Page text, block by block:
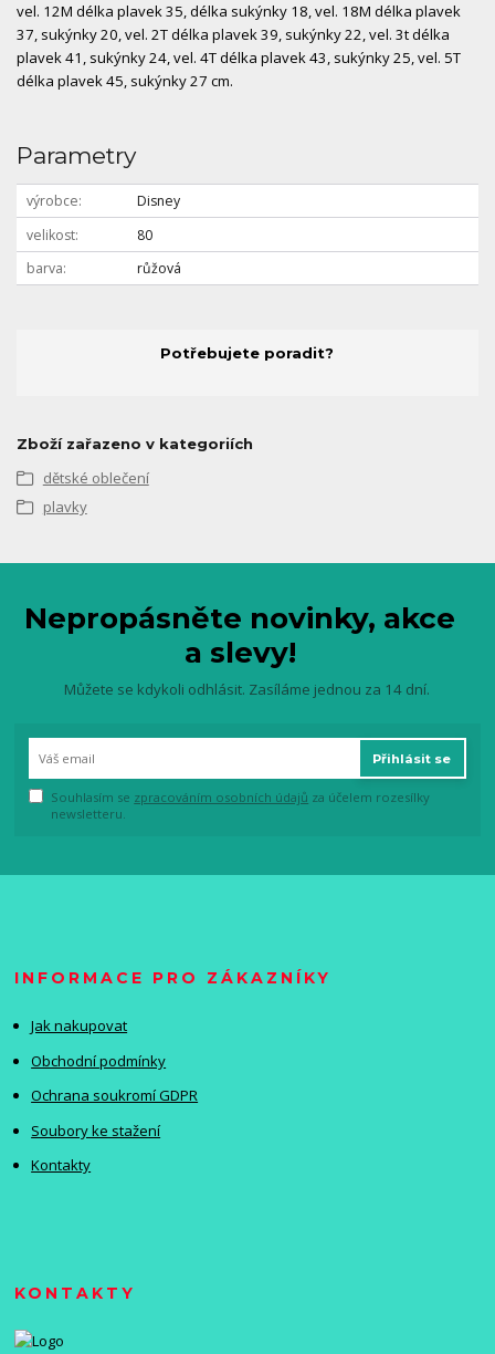
vel. 12M délka plavek 35, délka sukýnky 18, vel. 18M délka plavek
37, sukýnky 20, vel. 2T délka plavek 39, sukýnky 22, vel. 3t délka
plavek 41, sukýnky 24, vel. 4T délka plavek 43, sukýnky 25, vel. 5T
délka plavek 45, sukýnky 27 cm.
Parametry
výrobce
Disney
velikost
80
barva
růžová
Potřebujete poradit?
Zboží zařazeno v kategoriích
dětské oblečení
plavky
Nepropásněte novinky, akce
a slevy!
Můžete se kdykoli odhlásit. Zasíláme jednou za 14 dní.
Přihlásit se
Souhlasím se zpracováním osobních údajů za účelem rozesílky
newsletteru.
INFORMACE PRO ZÁKAZNÍKY
Jak nakupovat
Obchodní podmínky
Ochrana soukromí GDPR
Soubory ke stažení
Kontakty
KONTAKTY